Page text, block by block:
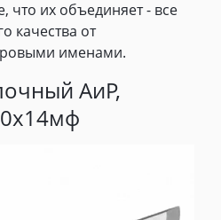
что их объединяет - все
качества от
именами.
АиР,